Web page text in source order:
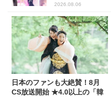
2026.08.06
日本のファンも大絶賛！8月
CS放送開始 ★4.0以上の「韓